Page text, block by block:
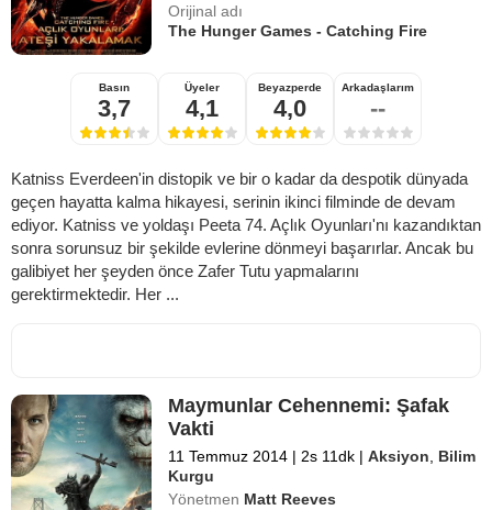
Orijinal adı
The Hunger Games - Catching Fire
Basın
3,7
Üyeler
4,1
Beyazperde
4,0
Arkadaşlarım
--
Katniss Everdeen'in distopik ve bir o kadar da despotik dünyada
geçen hayatta kalma hikayesi, serinin ikinci filminde de devam
ediyor. Katniss ve yoldaşı Peeta 74. Açlık Oyunları'nı kazandıktan
sonra sorunsuz bir şekilde evlerine dönmeyi başarırlar. Ancak bu
galibiyet her şeyden önce Zafer Tutu yapmalarını
gerektirmektedir. Her ...
Maymunlar Cehennemi: Şafak
Vakti
11 Temmuz 2014 | 2s 11dk | Aksiyon
Bilim
Kurgu
Yönetmen Matt Reeves